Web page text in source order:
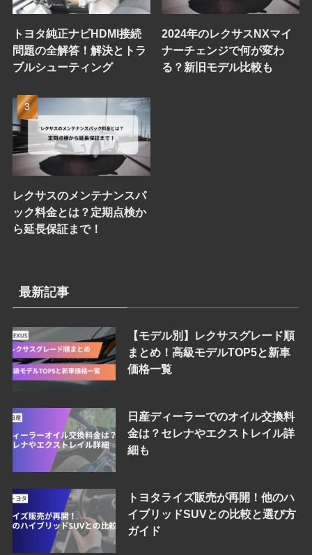
トヨタ純正ナビHDMI接続
問題の全解答！解決とトラ
ブルシューティング
2024年のレクサスNXマイ
ナーチェンジで何が変わ
る？新旧モデル比較も
レクサスのメンテナンスパ
ック料金とは？定期点検か
ら延長保証まで！
最新記事
【モデル別】レクサスグレード順
まとめ！高級モデルTOP5と新車
価格一覧
日産ディーラーでのオイル交換料
金は？セレナやエクストレイル詳
細も
トヨタライズ販売が再開！他のハ
イブリッドSUVとの比較と選び方
ガイド